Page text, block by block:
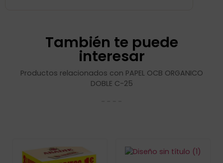
También te puede
interesar
Productos relacionados con PAPEL OCB ORGANICO
DOBLE C-25